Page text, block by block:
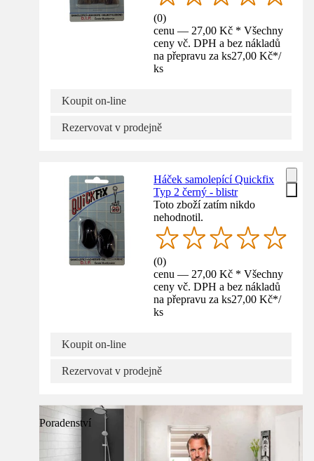
(0)
cenu — 27,00 Kč * Všechny
ceny vč. DPH a bez nákladů
na přepravu za ks27,00 Kč*/
ks
Koupit on-line
Rezervovat v prodejně
Háček samolepící Quickfix
Typ 2 černý - blistr
Toto zboží zatím nikdo
nehodnotil.
(0)
cenu — 27,00 Kč * Všechny
ceny vč. DPH a bez nákladů
na přepravu za ks27,00 Kč*/
ks
Koupit on-line
Rezervovat v prodejně
Poradenství